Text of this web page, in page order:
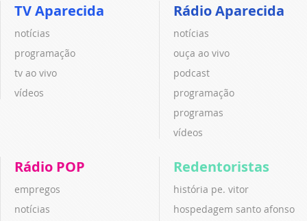
TV Aparecida
notícias
programação
tv ao vivo
vídeos
Rádio Aparecida
notícias
ouça ao vivo
podcast
programação
programas
vídeos
Rádio POP
empregos
notícias
Redentoristas
história pe. vitor
hospedagem santo afonso